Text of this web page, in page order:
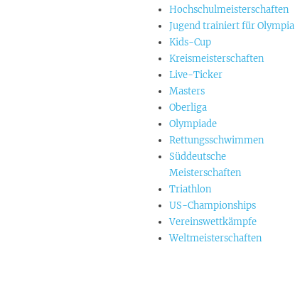
Hochschulmeisterschaften
Jugend trainiert für Olympia
Kids-Cup
Kreismeisterschaften
Live-Ticker
Masters
Oberliga
Olympiade
Rettungsschwimmen
Süddeutsche
Meisterschaften
Triathlon
US-Championships
Vereinswettkämpfe
Weltmeisterschaften